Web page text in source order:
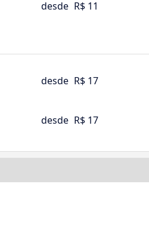
desde R$ 11
desde R$ 17
desde R$ 17